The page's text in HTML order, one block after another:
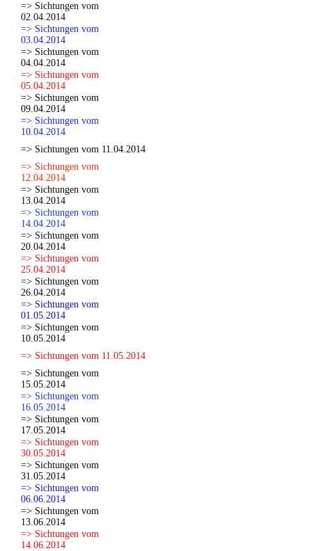
=> Sichtungen vom
02.04.2014
=> Sichtungen vom
03.04.2014
=> Sichtungen vom
04.04.2014
=> Sichtungen vom
05.04.2014
=> Sichtungen vom
09.04.2014
=> Sichtungen vom
10.04.2014
=> Sichtungen vom 11.04.2014
=> Sichtungen vom
12.04.2014
=> Sichtungen vom
13.04.2014
=> Sichtungen vom
14.04.2014
=> Sichtungen vom
20.04.2014
=> Sichtungen vom
25.04.2014
=> Sichtungen vom
26.04.2014
=> Sichtungen vom
01.05.2014
=> Sichtungen vom
10.05.2014
=> Sichtungen vom 11.05.2014
=> Sichtungen vom
15.05.2014
=> Sichtungen vom
16.05.2014
=> Sichtungen vom
17.05.2014
=> Sichtungen vom
30.05.2014
=> Sichtungen vom
31.05.2014
=> Sichtungen vom
06.06.2014
=> Sichtungen vom
13.06.2014
=> Sichtungen vom
14.06.2014